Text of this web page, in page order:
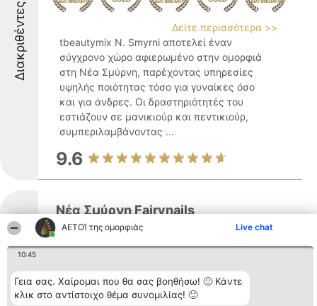
ΑΕΤΟΊ της ομορφιάς Live chat
10:45
Γεια σας. Χαίρομαι που θα σας βοηθήσω! 🙂 Κάντε
κλικ στο αντίστοιχο θέμα συνομιλίας! 🙂
Διακριθέντες
Δείτε περισσότερα >>
tbeautymix N. Smyrni αποτελεί έναν
σύγχρονο χώρο αφιερωμένο στην ομορφιά
στη Νέα Σμύρνη, παρέχοντας υπηρεσίες
υψηλής ποιότητας τόσο για γυναίκες όσο
και για άνδρες. Οι δραστηριότητές του
εστιάζουν σε μανικιούρ και πεντικιούρ,
συμπεριλαμβάνοντας ...
9.6
Διακριθέντες
Νέα Σμύρνη Fairynails
Δείτε περισσότερα >>
Το Νέα Σμύρνη Fairynails βρίσκεται στο